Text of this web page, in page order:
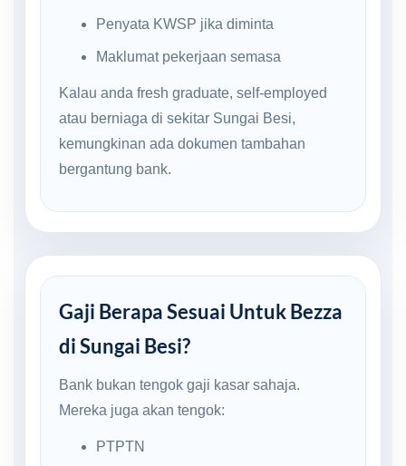
Penyata KWSP jika diminta
Maklumat pekerjaan semasa
Kalau anda fresh graduate, self-employed
atau berniaga di sekitar Sungai Besi,
kemungkinan ada dokumen tambahan
bergantung bank.
Gaji Berapa Sesuai Untuk Bezza
di Sungai Besi?
Bank bukan tengok gaji kasar sahaja.
Mereka juga akan tengok:
PTPTN